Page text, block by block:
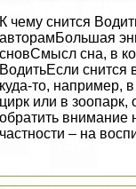
К чему снится
авторамБольшая
сновСмысл сна, в
ВодитьЕсли снится
куда-то, например, в
цирк или в зоопарк,
обратить внимание
частности – на